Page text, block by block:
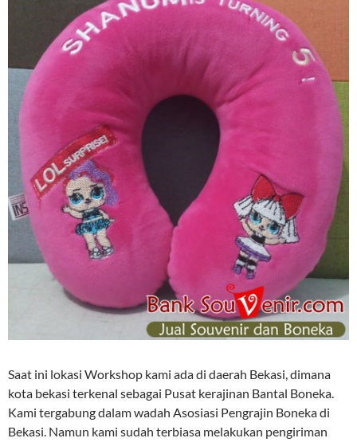
Saat ini lokasi Workshop kami ada di daerah Bekasi, dimana
kota bekasi terkenal sebagai Pusat kerajinan Bantal Boneka.
Kami tergabung dalam wadah Asosiasi Pengrajin Boneka di
Bekasi. Namun kami sudah terbiasa melakukan pengiriman